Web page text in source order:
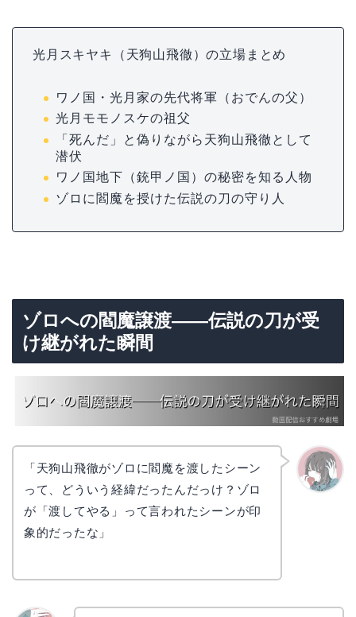
光月スキヤキ（天狗山飛徹）の立場まとめ
ワノ国・光月家の先代将軍（おでんの父）
光月モモノスケの祖父
「死んだ」と偽りながら天狗山飛徹として
潜伏
ワノ国地下（銃甲ノ国）の秘密を知る人物
ゾロに閻魔を授けた伝説の刀の守り人
ゾロへの閻魔譲渡——伝説の刀が受
け継がれた瞬間
「天狗山飛徹がゾロに閻魔を渡したシーン
って、どういう経緯だったんだっけ？ゾロ
が「渡してやる」って言われたシーンが印
象的だったな」